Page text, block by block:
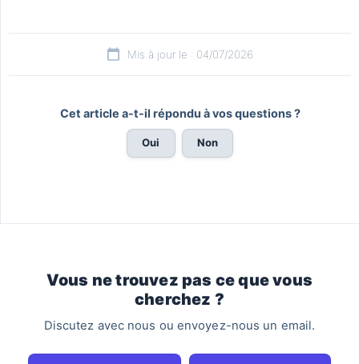
Mis à jour le : 04/07/2026
Cet article a-t-il répondu à vos questions ?
Oui Non
Vous ne trouvez pas ce que vous
cherchez ?
Discutez avec nous ou envoyez-nous un email.